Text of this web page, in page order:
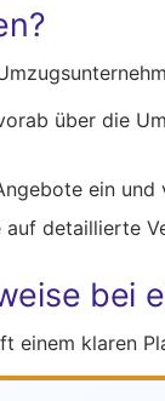
über die
ein
auf detaillierte
bei
einem klaren